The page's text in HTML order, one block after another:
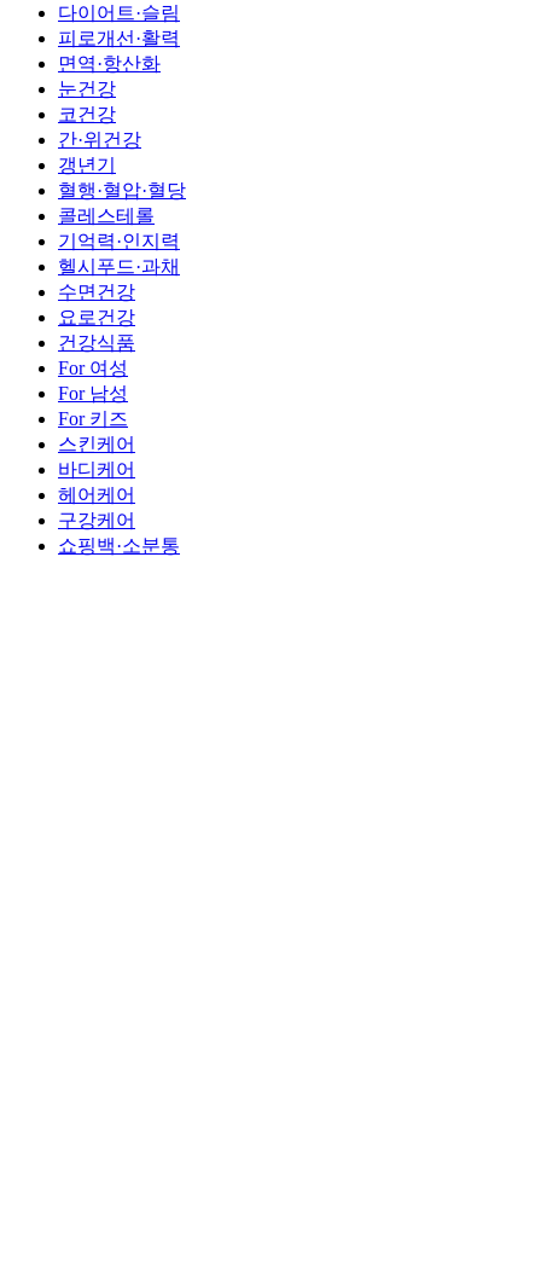
다이어트·슬림
피로개선·활력
면역·항산화
눈건강
코건강
간·위건강
갱년기
혈행·혈압·혈당
콜레스테롤
기억력·인지력
헬시푸드·과채
수면건강
요로건강
건강식품
For 여성
For 남성
For 키즈
스킨케어
바디케어
헤어케어
구강케어
쇼핑백·소분통